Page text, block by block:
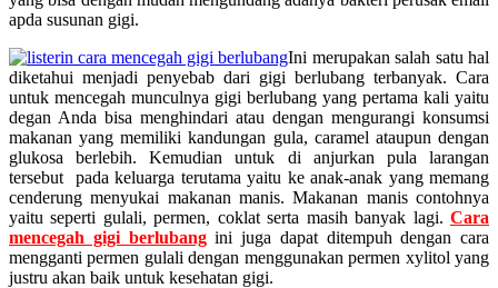
apda susunan gigi.
Ini merupakan salah satu hal
diketahui menjadi penyebab dari gigi berlubang terbanyak. Cara
untuk mencegah munculnya gigi berlubang yang pertama kali yaitu
degan Anda bisa menghindari atau dengan mengurangi konsumsi
makanan yang memiliki kandungan gula, caramel ataupun dengan
glukosa berlebih. Kemudian untuk di anjurkan pula larangan
tersebut pada keluarga terutama yaitu ke anak-anak yang memang
cenderung menyukai makanan manis. Makanan manis contohnya
yaitu seperti gulali, permen, coklat serta masih banyak lagi. Cara
mencegah gigi berlubangini juga dapat ditempuh dengan cara
mengganti permen gulali dengan menggunakan permen xylitol yang
justru akan baik untuk kesehatan gigi.